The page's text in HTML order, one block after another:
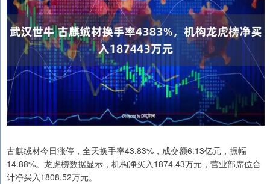
古麒绒材今日涨停，全天换手率43.83%，成交额6.13亿元，振幅
14.88%。龙虎榜数据显示，机构净买入1874.43万元，营业部席位合
计净买入1808.52万元。